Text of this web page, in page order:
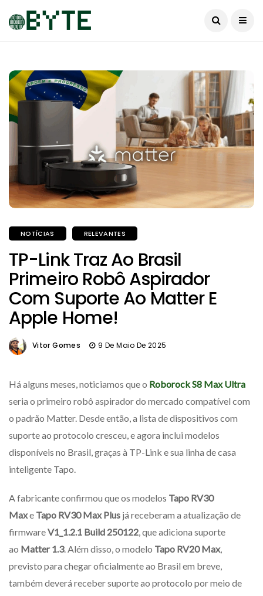
NOTÍCIAS RELEVANTES
TP-Link Traz Ao Brasil
Primeiro Robô Aspirador
Com Suporte Ao Matter E
Apple Home!
Vitor Gomes 9 De Maio De 2025
Há alguns meses, noticiamos que o Roborock S8 Max Ultra
seria o primeiro robô aspirador do mercado compatível com
o padrão Matter. Desde então, a lista de dispositivos com
suporte ao protocolo cresceu, e agora inclui modelos
disponíveis no Brasil, graças à TP-Link e sua linha de casa
inteligente Tapo.
A fabricante confirmou que os modelos Tapo RV30
Maxe Tapo RV30 Max Plus já receberam a atualização de
firmwareV1_1.2.1 Build 250122, que adiciona suporte
ao Matter 1.3. Além disso, o modelo Tapo RV20 Max,
previsto para chegar oficialmente ao Brasil em breve,
também deverá receber suporte ao protocolo por meio de